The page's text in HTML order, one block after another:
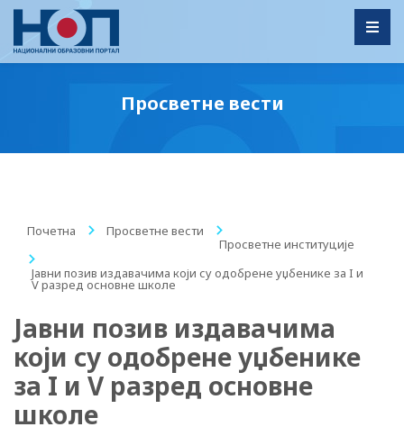
Просветне вести
Почетна / Просветне вести
/
Просветне институције
/
Јавни позив издавачима који су одобрене уџбенике за I и
V разред основне школе
Јавни позив издавачима
који су одобрене уџбенике
за I и V разред основне
школе